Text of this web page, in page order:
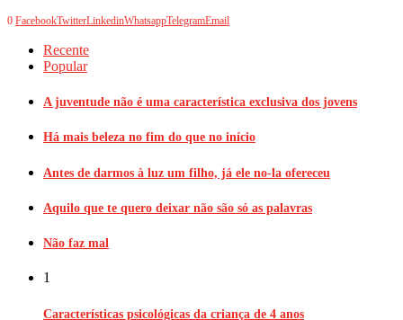
0 FacebookTwitterLinkedinWhatsappTelegramEmail
Recente
Popular
A juventude não é uma característica exclusiva dos jovens
Há mais beleza no fim do que no início
Antes de darmos à luz um filho, já ele no-la ofereceu
Aquilo que te quero deixar não são só as palavras
Não faz mal
1
Características psicológicas da criança de 4 anos